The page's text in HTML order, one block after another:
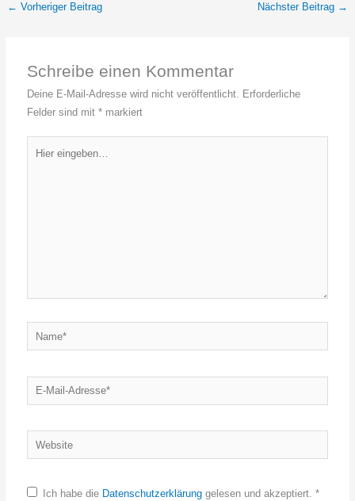
← Vorheriger Beitrag Nächster Beitrag →
Schreibe einen Kommentar
Deine E-Mail-Adresse wird nicht veröffentlicht. Erforderliche
Felder sind mit* markiert
eingeben…
Name*
E-
Mail-
Website
Ich habe die Datenschutzerklärunggelesen und akzeptiert. *